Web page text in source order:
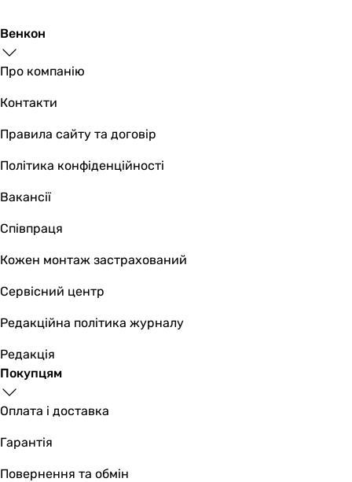
Венкон
Про компанію
Контакти
Правила сайту та договір
Політика конфіденційності
Вакансії
Співпраця
Кожен монтаж застрахований
Сервісний центр
Редакційна політика журналу
Редакція
Покупцям
Оплата і доставка
Гарантія
Повернення та обмін